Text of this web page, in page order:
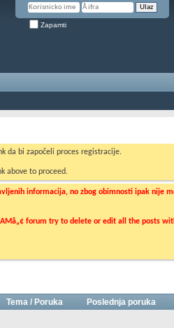
Zapamti
da bi započeli proces registracije.
above to proceed.
informacija, no zbog obimnosti ipak nije
forum try to delete or edit all the posts
Tema / Poruka
Poslednja poruka